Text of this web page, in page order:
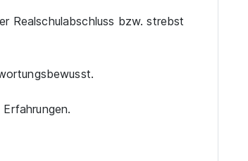
Realschulabschluss bzw. strebst